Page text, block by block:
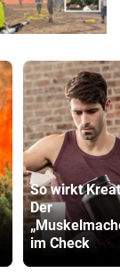
So wirkt
Der
im Check